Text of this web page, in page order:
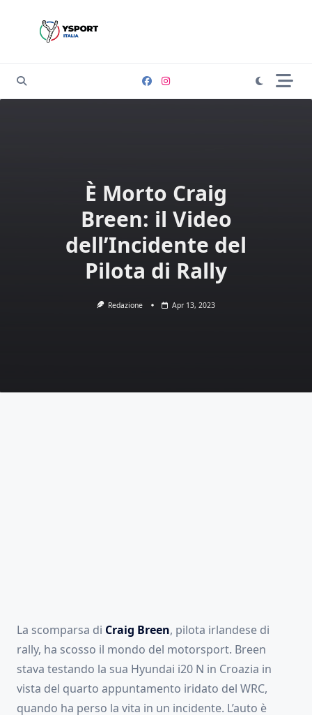
È Morto Craig
Breen: il Video
dell’Incidente del
Pilota di Rally
Redazione Apr 13, 2023
La scomparsa di Craig Breen, pilota irlandese di
rally, ha scosso il mondo del motorsport. Breen
stava testando la sua Hyundai i20 N in Croazia in
vista del quarto appuntamento iridato del WRC,
quando ha perso la vita in un incidente. L’auto è